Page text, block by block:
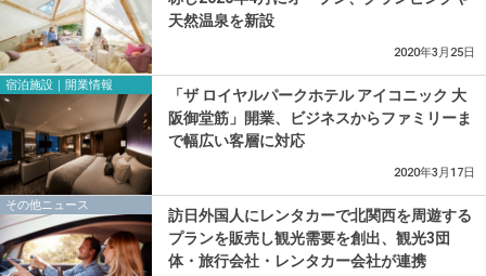
天然温泉を新設
2020年3月25日
宿泊施設｜開業情報
「ザ ロイヤルパークホテル アイコニック 大
阪御堂筋」開業、ビジネスからファミリーま
で幅広い客層に対応
2020年3月17日
その他ニュース
訪日外国人にレンタカーで北関西を周遊する
プランを販売し観光需要を創出、観光3団
体・旅行会社・レンタカー会社が連携